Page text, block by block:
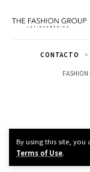
By using this site, you
Terms of Use.
FASHION
CONTACTO